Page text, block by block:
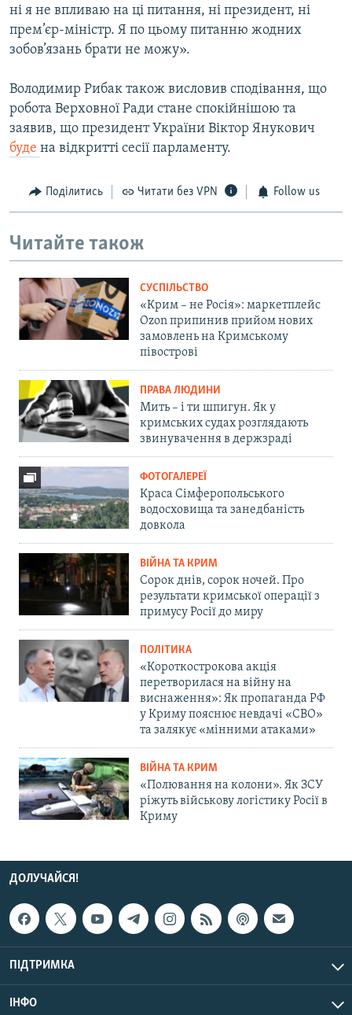
ні я не впливаю на ці питання, ні президент, ні
прем’єр-міністр. Я по цьому питанню жодних
зобов’язань брати не можу».
Володимир Рибак також висловив сподівання, що
робота Верховної Ради стане спокійнішою та
заявив, що президент України Віктор Янукович
буде на відкритті сесії парламенту.
Поділитись Читати без VPN Follow us
Читайте також
СУСПІЛЬСТВО
«Крим – не Росія»: маркетплейс
Ozon припинив прийом нових
замовлень на Кримському
півострові
ПРАВА ЛЮДИНИ
Мить – і ти шпигун. Як у
кримських судах розглядають
звинувачення в держзраді
ФОТОГАЛЕРЕЇ
Краса Сімферопольського
водосховища та занедбаність
довкола
ВІЙНА ТА КРИМ
Сорок днів, сорок ночей. Про
результати кримської операції з
примусу Росії до миру
ПОЛІТИКА
«Короткострокова акція
перетворилася на війну на
виснаження»: Як пропаганда РФ
у Криму пояснює невдачі «СВО»
та залякує «мінними атаками»
ВІЙНА ТА КРИМ
«Полювання на колони». Як ЗСУ
ріжуть військову логістику Росії в
Криму
ДОЛУЧАЙСЯ!
ПІДТРИМКА
ІНФО